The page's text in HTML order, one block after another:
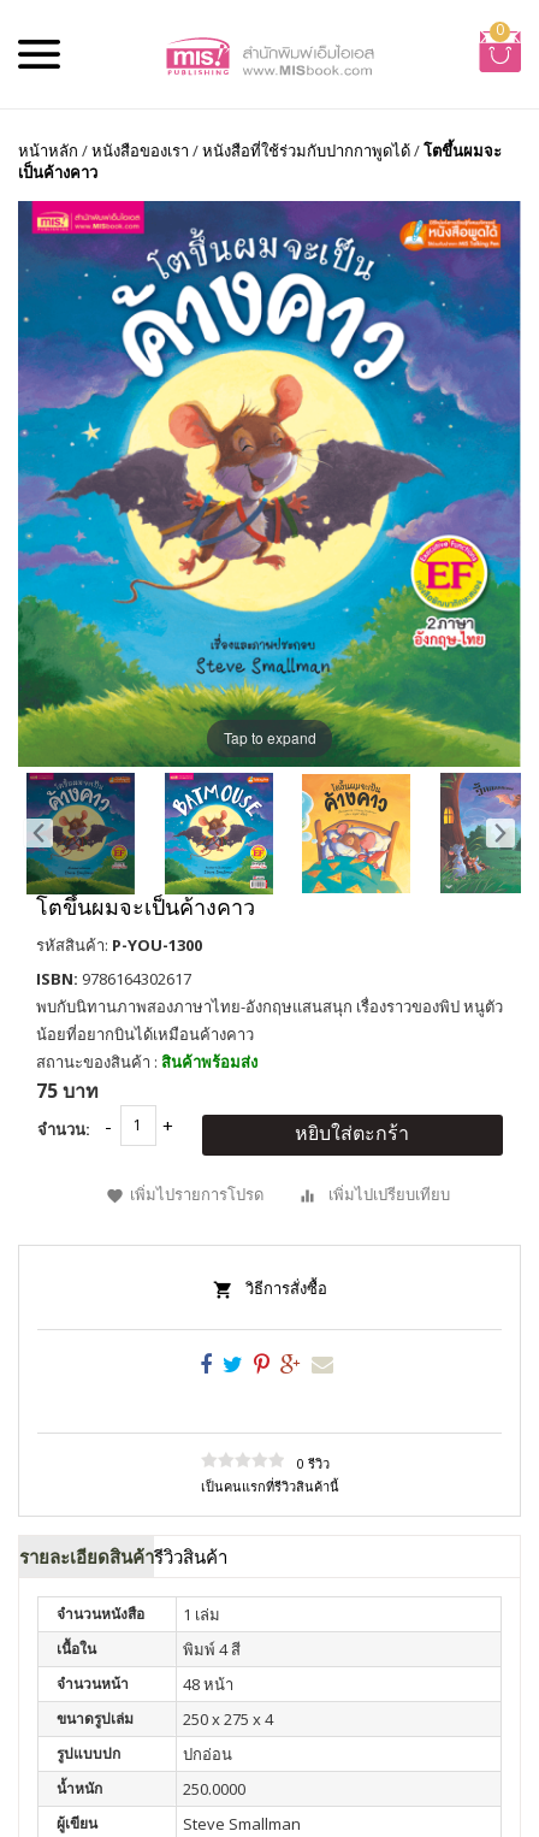
0
หน้าหลัก /หนังสือของเรา /หนังสือที่ใช้ร่วมกับปากกาพูดได้/โตขึ้นผมจะ
เป็นค้างคาว
Tap to expand
โตขึ้นผมจะเป็นค้างคาว
รหัสสินค้า: P-YOU-1300
ISBN: 9786164302617
พบกับนิทานภาพสองภาษาไทย-อังกฤษแสนสนุก เรื่องราวของพิป หนูตัว
น้อยที่อยากบินได้เหมือนค้างคาว
สถานะของสินค้า : สินค้าพร้อมส่ง
75 บาท
จำนวน: หยิบใส่ตะกร้า
เพิ่มไปรายการโปรด เพิ่มไปเปรียบเทียบ
วิธีการสั่งซื้อ
0 รีวิว
เป็นคนแรกที่รีวิวสินค้านี้
รายละเอียดสินค้ารีวิวสินค้า
จำนวนหนังสือ 1 เล่ม
เนื้อใน พิมพ์ 4 สี
จำนวนหน้า 48 หน้า
ขนาดรูปเล่ม 250 x 275 x 4
รูปแบบปก ปกอ่อน
น้ำหนัก 250.0000
ผู้เขียน Steve Smallman